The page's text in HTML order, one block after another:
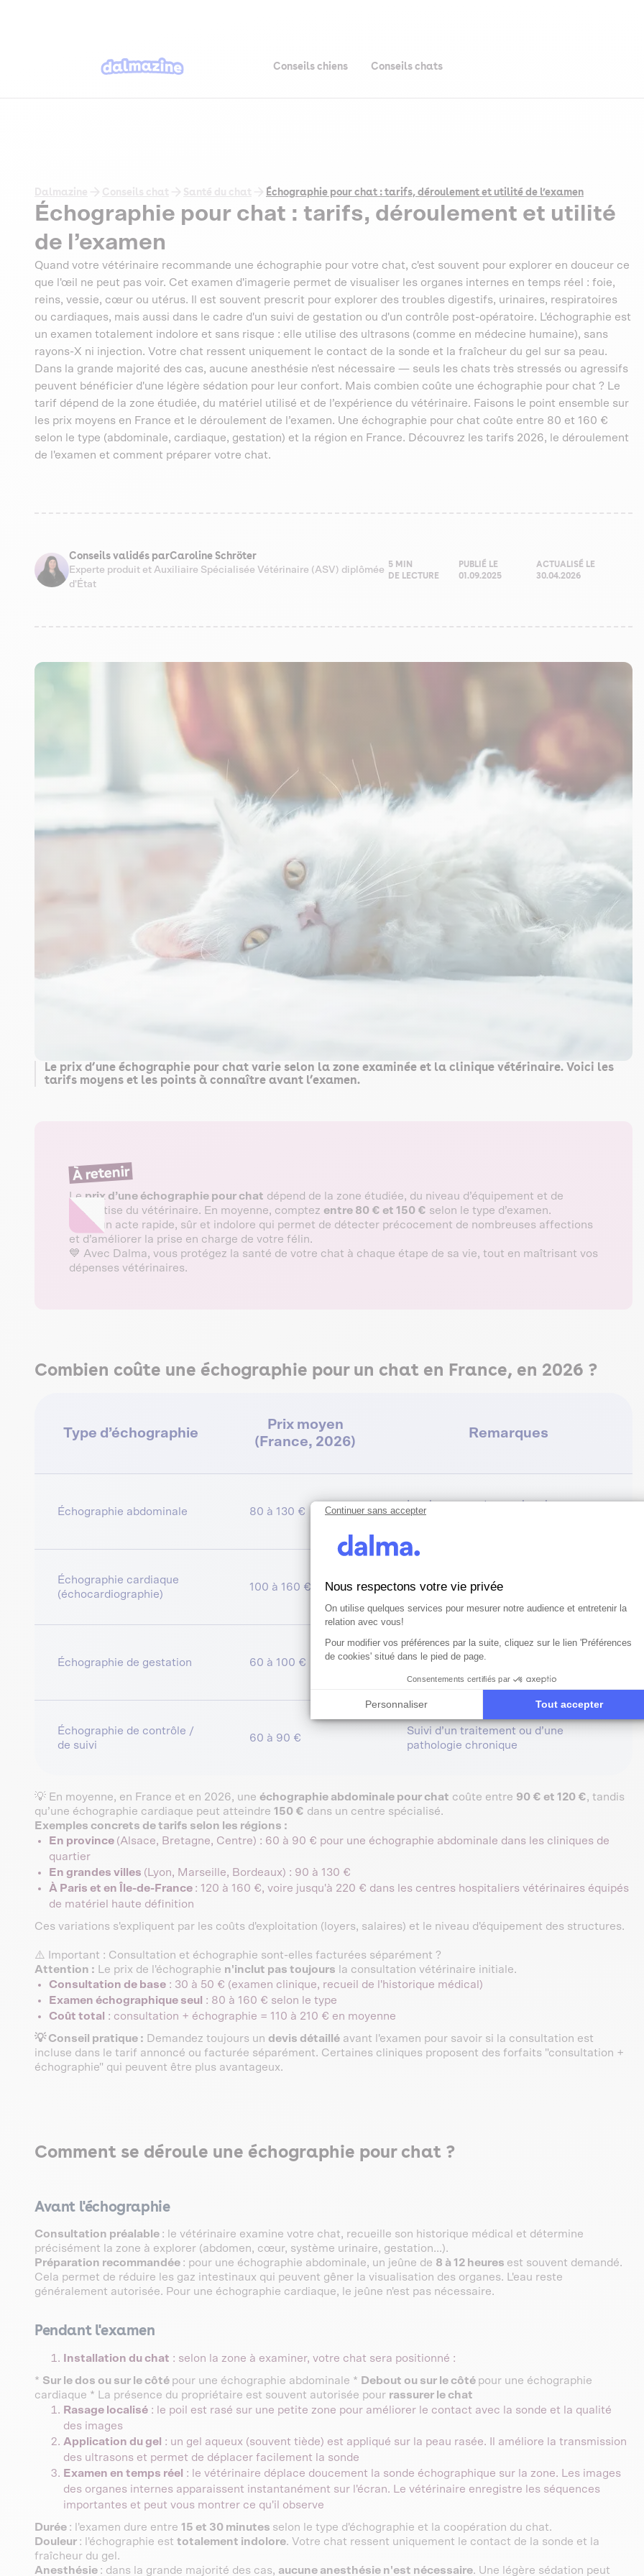
Conseils chiens Conseils chats
Dalmazine Conseils chat Santé du chat Échographie pour chat : tarifs, déroulement et utilité de l’examen
Échographie pour chat : tarifs, déroulement et utilité
de l’examen
Quand votre vétérinaire recommande une échographie pour votre chat, c'est souvent pour explorer en douceur ce
que l'œil ne peut pas voir. Cet examen d'imagerie permet de visualiser les organes internes en temps réel : foie,
reins, vessie, cœur ou utérus. Il est souvent prescrit pour explorer des troubles digestifs, urinaires, respiratoires
ou cardiaques, mais aussi dans le cadre d'un suivi de gestation ou d'un contrôle post-opératoire. L'échographie est
un examen totalement indolore et sans risque : elle utilise des ultrasons (comme en médecine humaine), sans
rayons-X ni injection. Votre chat ressent uniquement le contact de la sonde et la fraîcheur du gel sur sa peau.
Dans la grande majorité des cas, aucune anesthésie n'est nécessaire — seuls les chats très stressés ou agressifs
peuvent bénéficier d'une légère sédation pour leur confort. Mais combien coûte une échographie pour chat ? Le
tarif dépend de la zone étudiée, du matériel utilisé et de l’expérience du vétérinaire. Faisons le point ensemble sur
les prix moyens en France et le déroulement de l’examen. Une échographie pour chat coûte entre 80 et 160 €
selon le type (abdominale, cardiaque, gestation) et la région en France. Découvrez les tarifs 2026, le déroulement
de l'examen et comment préparer votre chat.
Conseils validés parCaroline Schröter
Experte produit et Auxiliaire Spécialisée Vétérinaire (ASV) diplômée
d'État
5 MIN
DE LECTURE
PUBLIÉ LE
01.09.2025
ACTUALISÉ LE
30.04.2026
Le prix d’une échographie pour chat varie selon la zone examinée et la clinique vétérinaire. Voici les
tarifs moyens et les points à connaître avant l’examen.
À retenir
Le prix d’une échographie pour chat dépend de la zone étudiée, du niveau d’équipement et de
l’expertise du vétérinaire. En moyenne, comptez entre 80 € et 150 € selon le type d’examen.
C’est un acte rapide, sûr et indolore qui permet de détecter précocement de nombreuses affections
et d’améliorer la prise en charge de votre félin.
💙 Avec Dalma, vous protégez la santé de votre chat à chaque étape de sa vie, tout en maîtrisant vos
dépenses vétérinaires.
Combien coûte une échographie pour un chat en France, en 2026 ?
Type d’échographie
Prix moyen
(France, 2026)
Remarques
Échographie abdominale 80 à 130 €
La plus courante ; explore les organes
digestifs et urinaires
Échographie cardiaque
(échocardiographie)
100 à 160 €
Réalisée par un vétérinaire
cardiologue spécialisé
Échographie de gestation 60 à 100 €
Possible dès la 3ᵉ semaine de
Échographie de contrôle /
de suivi
60 à 90 €
Suivi d’un traitement ou d’une
pathologie chronique
💡 En moyenne, en France et en 2026, une échographie abdominale pour chat coûte entre 90 € et 120 €, tandis
qu’une échographie cardiaque peut atteindre 150 € dans un centre spécialisé.
Exemples concrets de tarifs selon les régions :
En province (Alsace, Bretagne, Centre) : 60 à 90 € pour une échographie abdominale dans les cliniques de
quartier
En grandes villes (Lyon, Marseille, Bordeaux) : 90 à 130 €
À Paris et en Île-de-France : 120 à 160 €, voire jusqu'à 220 € dans les centres hospitaliers vétérinaires équipés
de matériel haute définition
Ces variations s'expliquent par les coûts d'exploitation (loyers, salaires) et le niveau d'équipement des structures.
⚠️ Important : Consultation et échographie sont-elles facturées séparément ?
Attention : Le prix de l'échographie n'inclut pas toujours la consultation vétérinaire initiale.
Consultation de base : 30 à 50 € (examen clinique, recueil de l'historique médical)
Examen échographique seul : 80 à 160 € selon le type
Coût total : consultation + échographie = 110 à 210 € en moyenne
💡 Conseil pratique : Demandez toujours un devis détaillé avant l'examen pour savoir si la consultation est
incluse dans le tarif annoncé ou facturée séparément. Certaines cliniques proposent des forfaits "consultation +
échographie" qui peuvent être plus avantageux.
Comment se déroule une échographie pour chat ?
Avant l'échographie
Consultation préalable : le vétérinaire examine votre chat, recueille son historique médical et détermine
précisément la zone à explorer (abdomen, cœur, système urinaire, gestation...).
Préparation recommandée : pour une échographie abdominale, un jeûne de 8 à 12 heures est souvent demandé.
Cela permet de réduire les gaz intestinaux qui peuvent gêner la visualisation des organes. L'eau reste
généralement autorisée. Pour une échographie cardiaque, le jeûne n'est pas nécessaire.
Pendant l'examen
Installation du chat : selon la zone à examiner, votre chat sera positionné :
* Sur le dos ou sur le côté pour une échographie abdominale * Debout ou sur le côté pour une échographie
cardiaque * La présence du propriétaire est souvent autorisée pour rassurer le chat
Rasage localisé : le poil est rasé sur une petite zone pour améliorer le contact avec la sonde et la qualité
des images
Application du gel : un gel aqueux (souvent tiède) est appliqué sur la peau rasée. Il améliore la transmission
des ultrasons et permet de déplacer facilement la sonde
Examen en temps réel : le vétérinaire déplace doucement la sonde échographique sur la zone. Les images
des organes internes apparaissent instantanément sur l'écran. Le vétérinaire enregistre les séquences
importantes et peut vous montrer ce qu'il observe
Durée : l'examen dure entre 15 et 30 minutes selon le type d'échographie et la coopération du chat.
Douleur : l'échographie est totalement indolore. Votre chat ressent uniquement le contact de la sonde et la
fraîcheur du gel.
Anesthésie : dans la grande majorité des cas, aucune anesthésie n'est nécessaire. Une légère sédation peut
Continuer sans accepter
Nous respectons votre vie privée
Plateforme de Gestion du
On utilise quelques services pour mesurer notre audience et entretenir la
relation avec vous!
Pour modifier vos préférences par la suite, cliquez sur le lien 'Préférences
de cookies' situé dans le pied de page.
Consentements certifiés par
Personnaliser Tout accepter